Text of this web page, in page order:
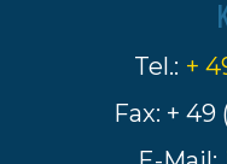
Tel.: +
Fax: + 49